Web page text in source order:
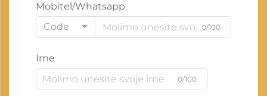
Mobitel/Whatsapp
Code
0/100
Ime
0/100